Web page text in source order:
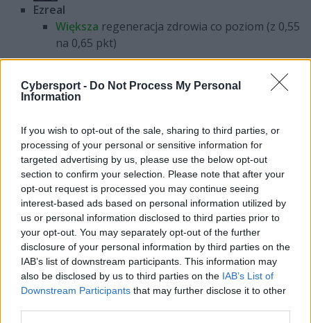
Cybersport - Do Not Process My Personal
Information
If you wish to opt-out of the sale, sharing to third parties, or
processing of your personal or sensitive information for
targeted advertising by us, please use the below opt-out
section to confirm your selection. Please note that after your
opt-out request is processed you may continue seeing
interest-based ads based on personal information utilized by
us or personal information disclosed to third parties prior to
your opt-out. You may separately opt-out of the further
disclosure of your personal information by third parties on the
IAB’s list of downstream participants. This information may
also be disclosed by us to third parties on the IAB’s List of
Downstream Participants that may further disclose it to other
Ezreal
Większa regeneracja zdrowia co poziom (z 0,55
na 0,65 pkt)
Więcejpodstawowego pancerza (z 22 na 24
pkt)
Seraphine
Dźwięk Przestrzenny (W):
Większa wartość tarczy (z 75-150 na 75-
225 kiedy rzucana na siebie; z 50-100 na
50-150 kiedy rzucana na sojusznika)
Teemo
Szybkie Ruchy (W):
Krótszyczas odnowienia (z 17 na 14